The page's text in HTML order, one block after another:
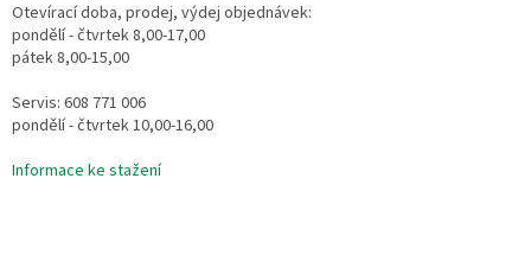
Otevírací doba, prodej, výdej objednávek:
pondělí - čtvrtek 8,00-17,00
pátek 8,00-15,00
Servis: 608 771 006
pondělí - čtvrtek 10,00-16,00
Informace ke stažení